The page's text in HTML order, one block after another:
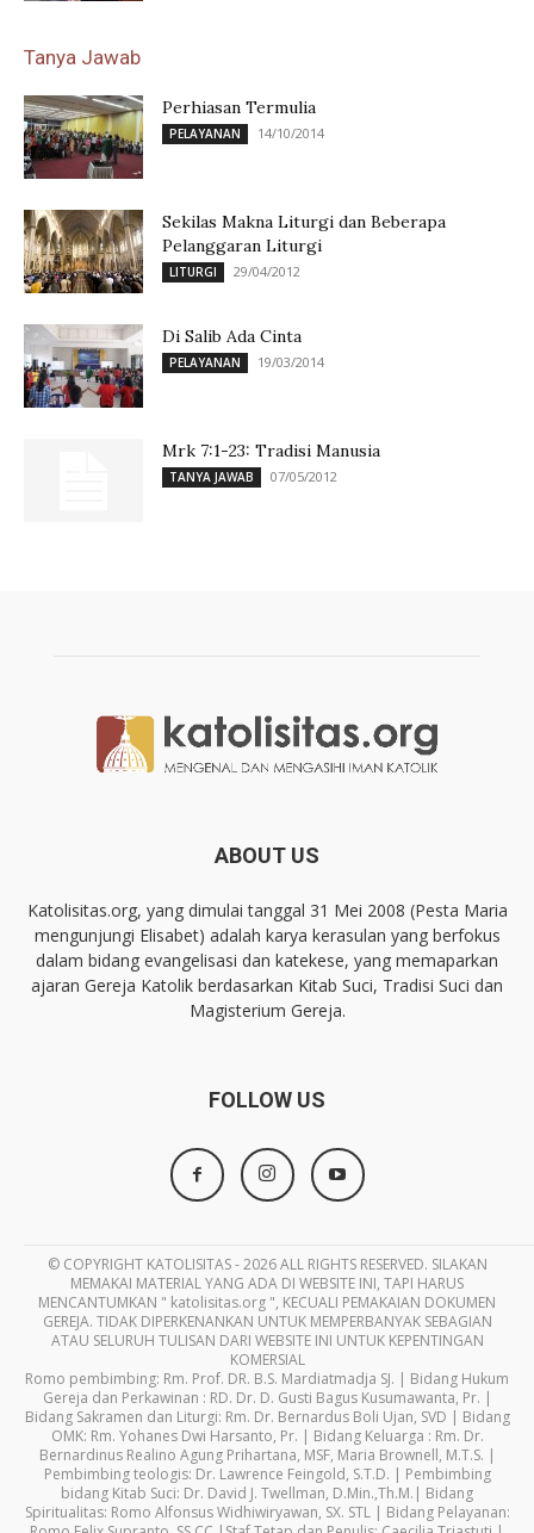
Tanya Jawab
Perhiasan Termulia
PELAYANAN 14/10/2014
Sekilas Makna Liturgi dan Beberapa
Pelanggaran Liturgi
LITURGI 29/04/2012
Di Salib Ada Cinta
PELAYANAN 19/03/2014
Mrk 7:1-23: Tradisi Manusia
TANYA JAWAB 07/05/2012
ABOUT US
Katolisitas.org, yang dimulai tanggal 31 Mei 2008 (Pesta Maria
mengunjungi Elisabet) adalah karya kerasulan yang berfokus
dalam bidang evangelisasi dan katekese, yang memaparkan
ajaran Gereja Katolik berdasarkan Kitab Suci, Tradisi Suci dan
Magisterium Gereja.
FOLLOW US
© COPYRIGHT KATOLISITAS - 2026 ALL RIGHTS RESERVED. SILAKAN
MEMAKAI MATERIAL YANG ADA DI WEBSITE INI, TAPI HARUS
MENCANTUMKAN " katolisitas.org ", KECUALI PEMAKAIAN DOKUMEN
GEREJA. TIDAK DIPERKENANKAN UNTUK MEMPERBANYAK SEBAGIAN
ATAU SELURUH TULISAN DARI WEBSITE INI UNTUK KEPENTINGAN
KOMERSIAL
Romo pembimbing: Rm. Prof. DR. B.S. Mardiatmadja SJ. | Bidang Hukum
Gereja dan Perkawinan : RD. Dr. D. Gusti Bagus Kusumawanta, Pr. |
Bidang Sakramen dan Liturgi: Rm. Dr. Bernardus Boli Ujan, SVD | Bidang
OMK: Rm. Yohanes Dwi Harsanto, Pr. | Bidang Keluarga : Rm. Dr.
Bernardinus Realino Agung Prihartana, MSF, Maria Brownell, M.T.S. |
Pembimbing teologis: Dr. Lawrence Feingold, S.T.D. | Pembimbing
bidang Kitab Suci: Dr. David J. Twellman, D.Min.,Th.M.| Bidang
Spiritualitas: Romo Alfonsus Widhiwiryawan, SX. STL | Bidang Pelayanan: